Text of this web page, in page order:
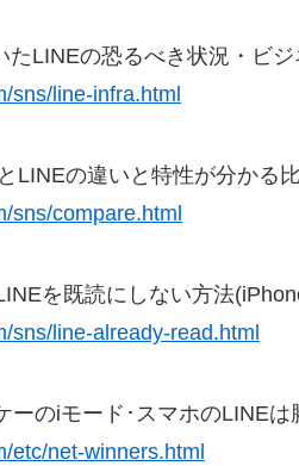
たLINEの恐るべき状況・ビ
sns/line-infra.html
LINEの違いと特性が分かる
sns/compare.html
を既読にしない方法
sns/line-already-read.html
ーのiモード･スマホのLINEは
etc/net-winners.html